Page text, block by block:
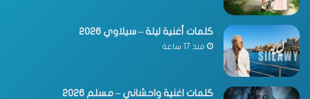
كلمات أغنية ليلة – سيلاوي 2026
منذ 17 ساعة
كلمات اغنية واحشاني – مسلم 2026